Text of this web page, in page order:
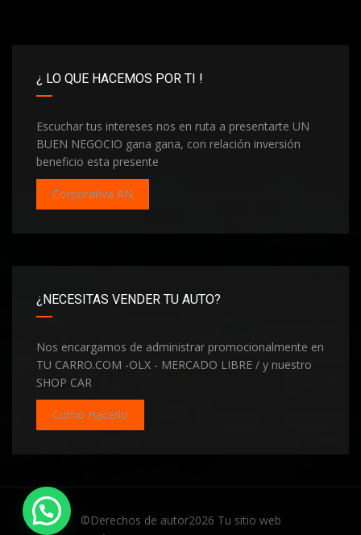
¿ LO QUE HACEMOS POR TI !
Escuchar tus intereses nos en ruta a presentarte UN
BUEN NEGOCIO gana gana, con relación inversión
beneficio esta presente
Corporativa AN
¿NECESITAS VENDER TU AUTO?
Nos encargamos de administrar promocionalmente en
TU CARRO.COM -OLX - MERCADO LIBRE / y nuestro
SHOP CAR
Como Hacerlo
©Derechos de autor2026 Tu sitio web